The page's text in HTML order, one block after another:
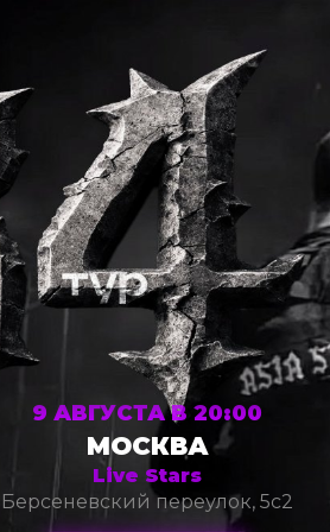
9 АВГУСТА В 20:00
МОСКВА
Live Stars
Берсеневский переулок, 5с2